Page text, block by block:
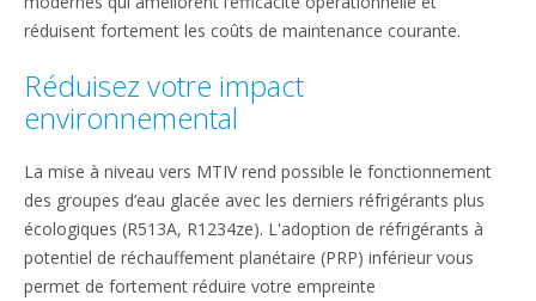
réduisent fortement les coûts de maintenance courante.
Réduisez votre impact
environnemental
La mise à niveau vers MTIV rend possible le fonctionnement
des groupes d’eau glacée avec les derniers réfrigérants plus
écologiques (R513A, R1234ze). L'adoption de réfrigérants à
potentiel de réchauffement planétaire (PRP) inférieur vous
permet de fortement réduire votre empreinte